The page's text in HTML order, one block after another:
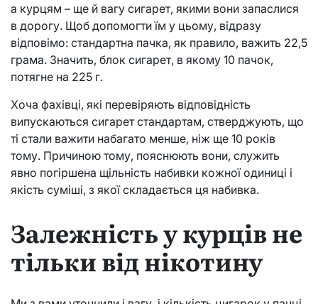
а курцям – ще й вагу сигарет, якими вони запаслися
в дорогу. Щоб допомогти їм у цьому, відразу
відповімо: стандартна пачка, як правило, важить 22,5
грама. Значить, блок сигарет, в якому 10 пачок,
потягне на 225 г.
Хоча фахівці, які перевіряють відповідність
випускаються сигарет стандартам, стверджують, що
ті стали важити набагато менше, ніж ще 10 років
тому. Причиною тому, пояснюють вони, служить
явно погіршена щільність набивки кожної одиниці і
якість суміші, з якої складається ця набивка.
Залежність у курців не
тільки від нікотину